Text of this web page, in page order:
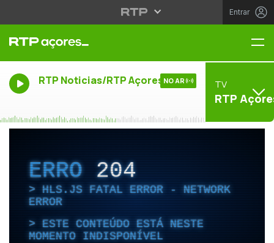
Entrar
RTP Noticias/RTP Açores NO AR TV
RTP
ERRO204
HLS.JS FATAL ERROR - NETWORK
ERROR
ESTE CONTEÚDO ESTÁ NESTE
MOMENTO INDISPONÍVEL